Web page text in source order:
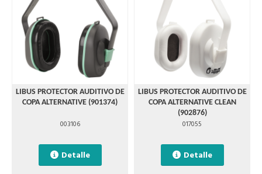
LIBUS PROTECTOR AUDITIVO DE
COPA ALTERNATIVE (901374)
003106
Detalle
LIBUS PROTECTOR AUDITIVO DE
COPA ALTERNATIVE CLEAN
(902876)
017055
Detalle